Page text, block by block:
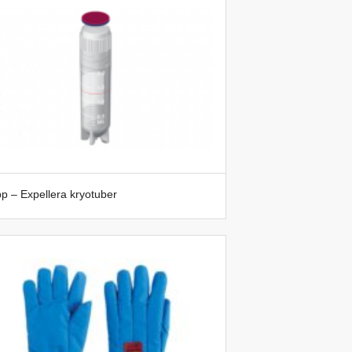
– Expellera kryotuber